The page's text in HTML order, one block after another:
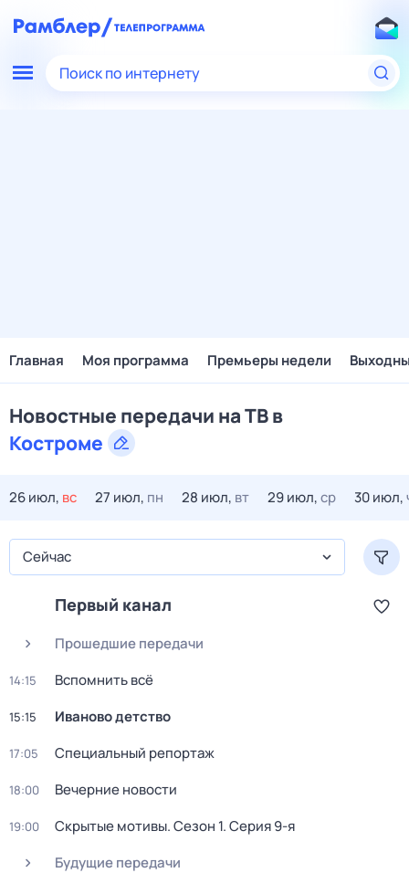
Поиск по интернету
Главная Моя программа Премьеры недели
Новостные передачи на ТВ в
Костроме
26 июл, вс 27 июл, пн 28 июл, вт 29 июл,ср 30 июл,
Сейчас
Первый канал
Прошедшие передачи
14:15 Вспомнить всё
15:15 Иваново детство
17:05 Специальный репортаж
18:00 Вечерние новости
19:00 Скрытые мотивы. Сезон 1. Серия 9-я
Будущие передачи